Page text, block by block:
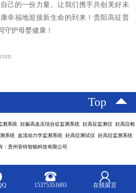
己的一份力量。让我们携手共创美好未
幸福地迎接新生命的到来！贵阳高征普
守护母婴健康！
Top
测系统 妊娠高血压综合征监测系统 妊高征监测仪 妊高症检
系统 血流动力学监测系统 妊高症测试仪 妊高症监测系统
：贵州音特智能科技有限公司
15375351693 在线留言